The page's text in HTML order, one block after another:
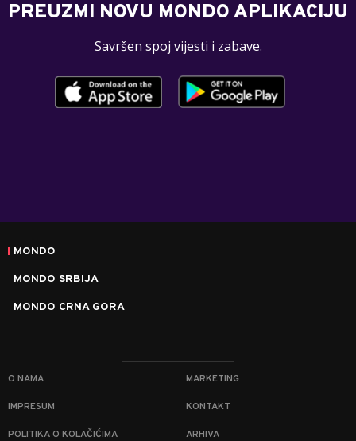
PREUZMI NOVU MONDO APLIKACIJU
Savršen spoj vijesti i zabave.
MONDO
MONDO SRBIJA
MONDO CRNA GORA
O NAMA MARKETING
IMPRESUM KONTAKT
POLITIKA O KOLAČIĆIMA ARHIVA